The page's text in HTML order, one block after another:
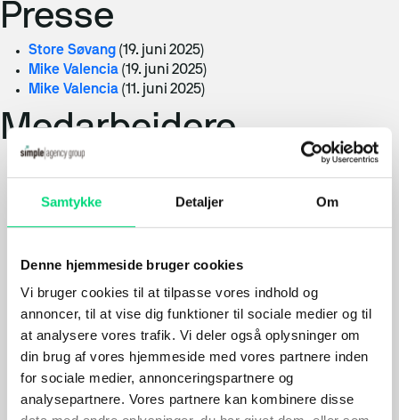
Samtykke Detaljer Om
Denne hjemmeside bruger cookies
Vi bruger cookies til at tilpasse vores indhold og
annoncer, til at vise dig funktioner til sociale medier og til
at analysere vores trafik. Vi deler også oplysninger om
din brug af vores hjemmeside med vores partnere inden
for sociale medier, annonceringspartnere og
analysepartnere. Vores partnere kan kombinere disse
Presse
Store Søvang (19. juni 2025)
Mike Valencia (19. juni 2025)
Mike Valencia (11. juni 2025)
Medarbejdere
Henna Nielsen
Dennis Henriksen (9. juli 2026)
Marie Stærke
(3. juli 2026)
Signe Bremerstent (30. juni 2026)
Jennifer Obel Romeyke (22. juni 2026)
Jørgen Andreasen (22. juni 2026)
Mikkel Rasmussen (22. juni 2026)
Martin Kumini (22. juni 2026)
Mikkel Bayer Nestved (22. juni 2026)
Jakob Petri Megyessi (22. juni 2026)
Jeppe Bagerskov (22. juni 2026)